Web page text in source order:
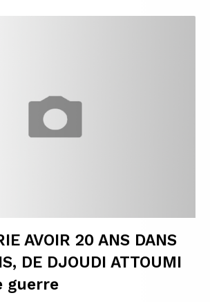
AVOIR 20 ANS DANS
DE DJOUDI ATTOUMI
guerre